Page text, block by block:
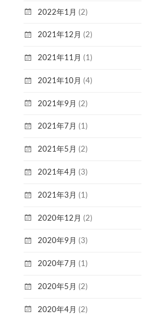
2022年1月 (2)
2021年12月 (2)
2021年11月 (1)
2021年10月 (4)
2021年9月 (2)
2021年7月 (1)
2021年5月 (2)
2021年4月 (3)
2021年3月 (1)
2020年12月 (2)
2020年9月 (3)
2020年7月 (1)
2020年5月 (2)
2020年4月 (2)